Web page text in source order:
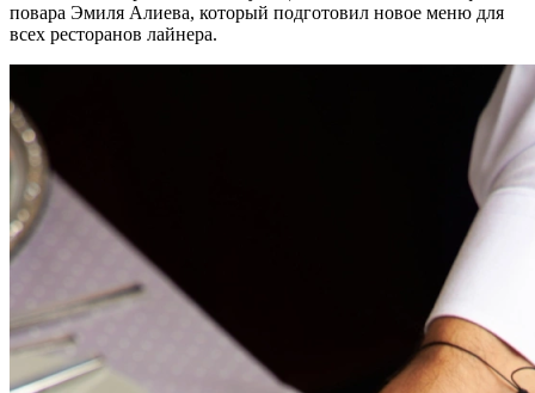
повара Эмиля Алиева, который подготовил новое меню для
всех ресторанов лайнера.